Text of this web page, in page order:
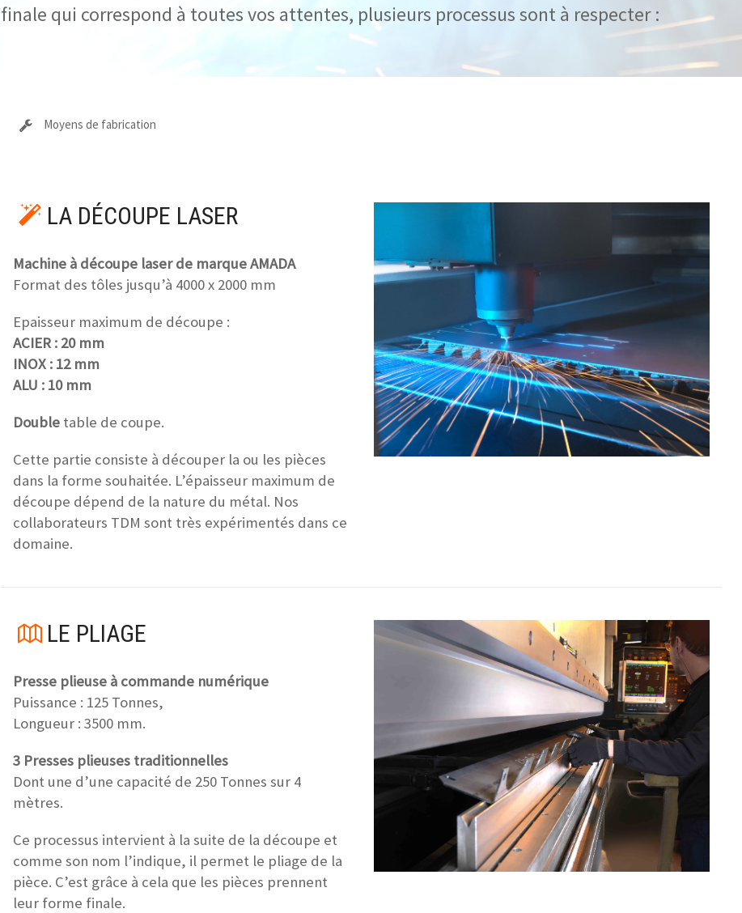
finale qui correspond à toutes vos attentes, plusieurs processus sont à respecter :
Moyens de fabrication
LA DÉCOUPE LASER
Machine à découpe laser de marque AMADA
Format des tôles jusqu’à 4000 x 2000 mm
Epaisseur maximum de découpe :
ACIER : 20 mm
INOX : 12 mm
ALU : 10 mm
Double table de coupe.
Cette partie consiste à découper la ou les pièces
dans la forme souhaitée. L’épaisseur maximum de
découpe dépend de la nature du métal. Nos
collaborateurs TDM sont très expérimentés dans ce
domaine.
LE PLIAGE
Presse plieuse à commande numérique
Puissance : 125 Tonnes,
Longueur : 3500 mm.
3 Presses plieuses traditionnelles
Dont une d’une capacité de 250 Tonnes sur 4
mètres.
Ce processus intervient à la suite de la découpe et
comme son nom l’indique, il permet le pliage de la
pièce. C’est grâce à cela que les pièces prennent
leur forme finale.